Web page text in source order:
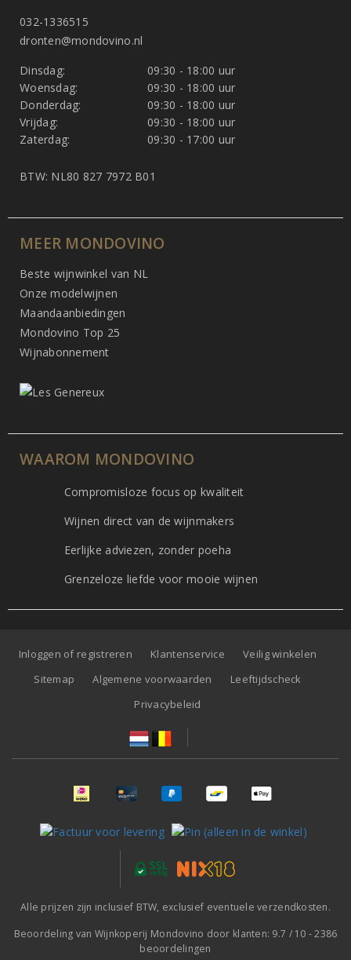
032-1336515
dronten@mondovino.nl
Dinsdag:
09:30 - 18:00 uur
Woensdag:
09:30 - 18:00 uur
Donderdag:
09:30 - 18:00 uur
Vrijdag:
09:30 - 18:00 uur
Zaterdag:
09:30 - 17:00 uur
BTW: NL80 827 7972 B01
MEER MONDOVINO
Beste wijnwinkel van NL
Onze modelwijnen
Maandaanbiedingen
Mondovino Top 25
Wijnabonnement
WAAROM MONDOVINO
Compromisloze focus op kwaliteit
Wijnen direct van de wijnmakers
Eerlijke adviezen, zonder poeha
Grenzeloze liefde voor mooie wijnen
Inloggen of registreren Klantenservice
Veilig winkelen
Sitemap
Algemene voorwaarden
Leeftijdscheck
Privacybeleid
Alle prijzen zijn inclusief BTW, exclusief eventuele verzendkosten.
Beoordeling van Wijnkoperij Mondovino door klanten: 9.7 / 10 -2386
beoordelingen